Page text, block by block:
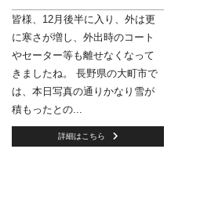
皆様、12月後半に入り、外は更
に寒さが増し、外出時のコート
やセーター等も離せなくなって
きましたね。 長野県の大町市で
は、本日写真の通りかなり雪が
積もったとの...
詳細はこちら